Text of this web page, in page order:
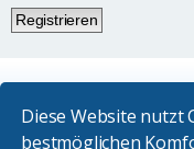
Diese Website nutzt
bestmöglichen
Registrieren